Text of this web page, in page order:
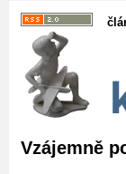
Vzájemně